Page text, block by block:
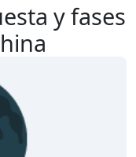
y fases